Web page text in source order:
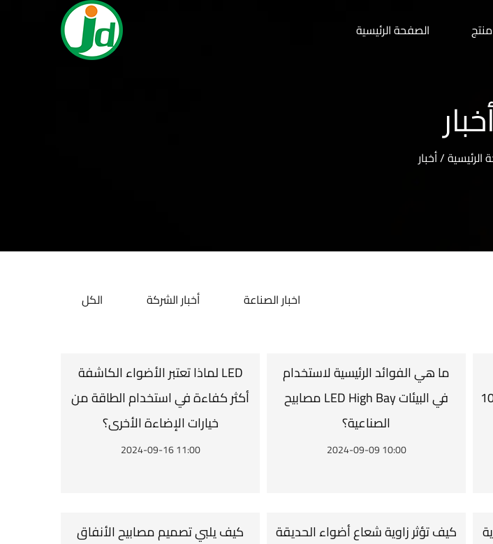
الصفحة الرئيسية منتج
الرئيسية/أخبار
الكل أخبار الشركة اخبار الصناعة
لماذا تعتبر الأضواء الكاشفة LED
أكثر كفاءة في استخدام الطاقة من
خيارات الإضاءة الأخرى؟
2024-09-16 11:00
ما هي الفوائد الرئيسية لاستخدام
مصابيح LED High Bay في البيئات
الصناعية؟
2024-09-09 10:00
لحياة
كيف يلبي تصميم مصابيح الأنفاق
كيف تؤثر زاوية شعاع أضواء الحديقة